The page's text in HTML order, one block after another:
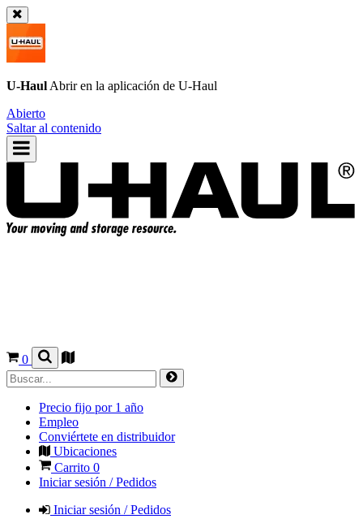
U-Haul Abrir en la aplicación de U-Haul
Abierto
Saltar al contenido
0
Precio fijo por 1 año
Empleo
Conviértete en distribuidor
Ubicaciones
Carrito 0
Iniciar sesión / Pedidos
Iniciar sesión / Pedidos